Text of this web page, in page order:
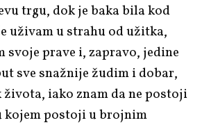
trgu, dok je baka bila kod
uživam u strahu od užitka,
svoje prave i, zapravo, jedine
sve snažnije žudim i dobar,
života, iako znam da ne postoji
kojem postoji u brojnim